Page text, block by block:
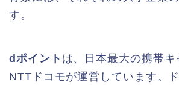
す。
dポイント は、日本最大の携帯キ
NTTドコモが運営しています。